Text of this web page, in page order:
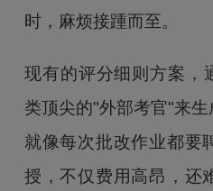
时，麻烦接踵而至。
现有的评分细则方案，
类顶尖的"外部考官"来
就像每次批改作业都要
授，不仅费用高昂，还